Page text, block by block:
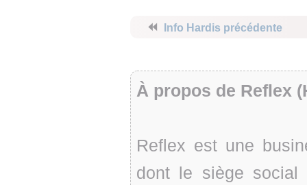
⏪ Info Hardis précédente
À propos de Reflex
Reflex est une
dont le siège social